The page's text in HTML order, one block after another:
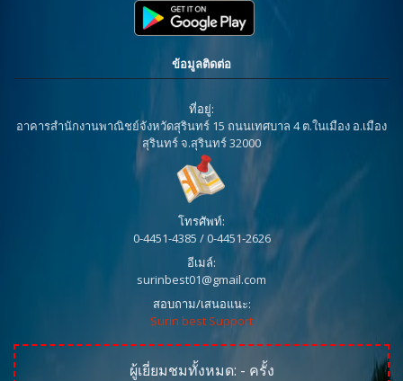
ข้อมูลติดต่อ
ที่อยู่:
อาคารสำนักงานพาณิชย์จังหวัดสุรินทร์ 15 ถนนเทศบาล 4 ต.ในเมือง อ.เมือง
สุรินทร์ จ.สุรินทร์ 32000
โทรศัพท์:
0-4451-4385 / 0-4451-2626
อีเมล์:
surinbest01@gmail.com
สอบถาม/เสนอแนะ:
Surin best Support
ผู้เยี่ยมชมทั้งหมด: - ครั้ง